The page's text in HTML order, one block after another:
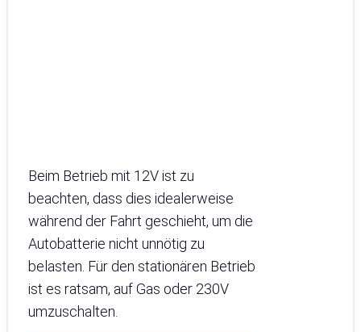
Beim Betrieb mit 12V ist zu
beachten, dass dies idealerweise
während der Fahrt geschieht, um die
Autobatterie nicht unnötig zu
belasten. Für den stationären Betrieb
ist es ratsam, auf Gas oder 230V
umzuschalten.